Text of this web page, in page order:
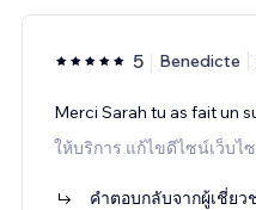
5 Benedicte
Merci Sarah tu as fait un
ให้บริการ แก้ไขดีไซน์เว็บไ
คำตอบกลับจากผู้เชี่ยว